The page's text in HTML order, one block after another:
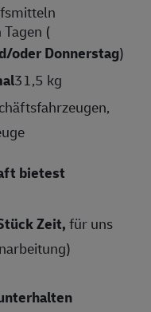
(
oder Donnerstag)
31,5 kg
bietest
Zeit,für uns